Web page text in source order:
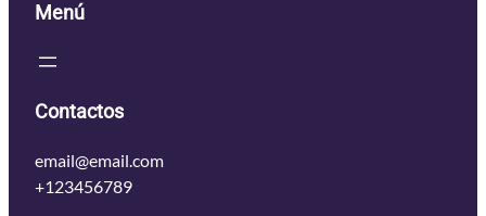
Menú
Contactos
email@email.com
+123456789